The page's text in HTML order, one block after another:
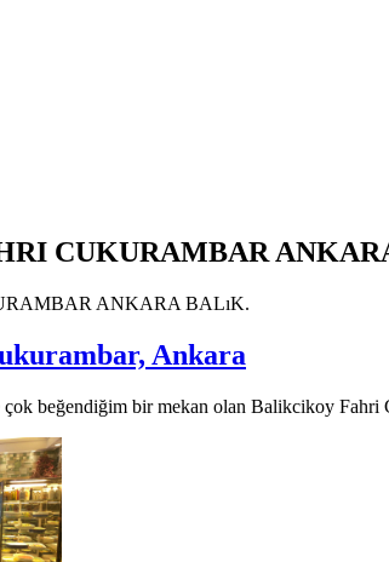
CUKURAMBAR
ANKARA BALıK.
Ankara
beğendiğim bir mekan olan Balikcikoy Fahri